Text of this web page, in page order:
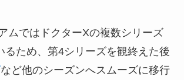
ムではドクターXの複数シリーズ
るため、第4シリーズを観終えた後
など他のシーズンへスムーズに移行